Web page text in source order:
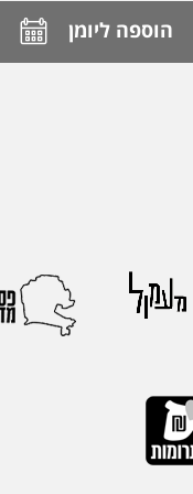
הוספה ליומן